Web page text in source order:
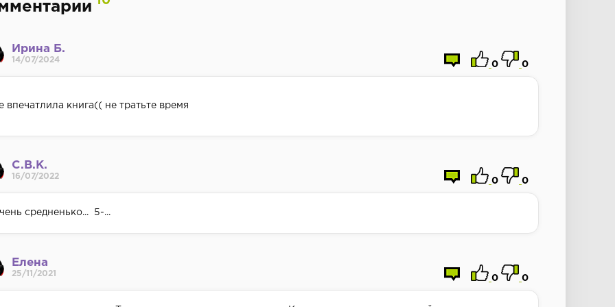
Ирина Б.
14/07/2024
0 0
впечатлила книга(( не тратьте время
С.В.К.
16/07/2022
0 0
средненько... 5-...
Елена
25/11/2021
0 0